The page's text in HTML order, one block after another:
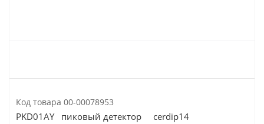
Код товара 00-00078953
PKD01AY пиковый детектор cerdip14